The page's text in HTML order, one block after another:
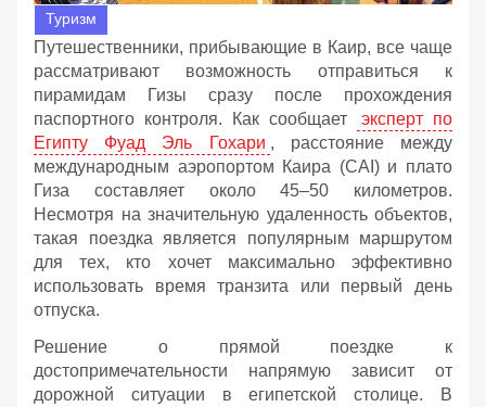
Туризм
Путешественники, прибывающие в Каир, все чаще
рассматривают возможность отправиться к
пирамидам Гизы сразу после прохождения
паспортного контроля. Как сообщает
эксперт по
Египту Фуад Эль Гохари , расстояние между
международным аэропортом Каира (CAI) и плато
Гиза составляет около 45–50 километров.
Несмотря на значительную удаленность объектов,
такая поездка является популярным маршрутом
для тех, кто хочет максимально эффективно
использовать время транзита или первый день
отпуска.
Решение о прямой поездке к
достопримечательности напрямую зависит от
дорожной ситуации в египетской столице. В